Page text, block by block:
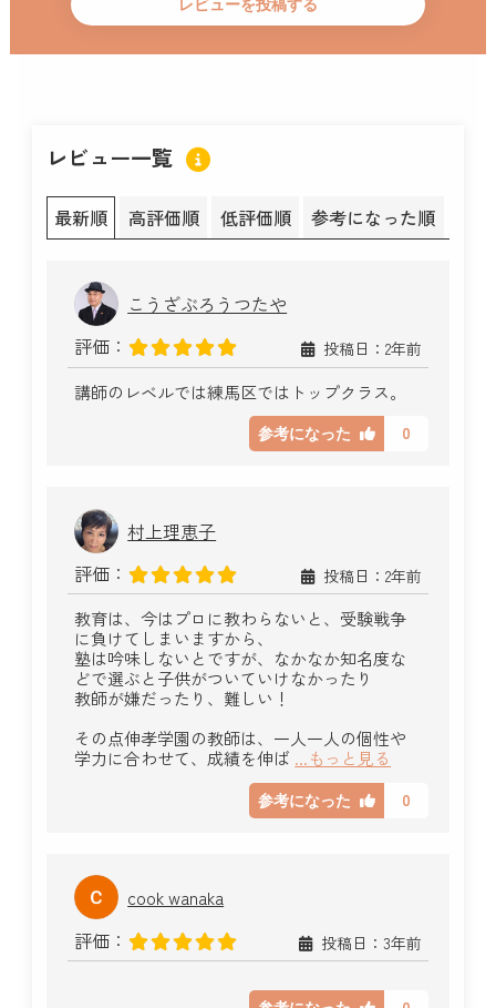
レビュー一覧
最新順 高評価順 低評価順 参考になった順
こうざぶろうつたや
評価：
投稿日：2年前
講師のレベルでは練馬区ではトップクラス。
参考になった 0
村上理恵子
評価：
投稿日：2年前
教育は、今はプロに教わらないと、受験戦争
に負けてしまいますから、
塾は吟味しないとですが、なかなか知名度な
どで選ぶと子供がついていけなかったり
教師が嫌だったり、難しい！
その点伸孝学園の教師は、一人一人の個性や
学力に合わせて、成績を伸ば ...もっと見る
参考になった 0
cook wanaka
評価：
投稿日：3年前